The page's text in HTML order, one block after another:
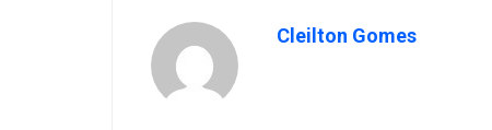
Cleilton Gomes